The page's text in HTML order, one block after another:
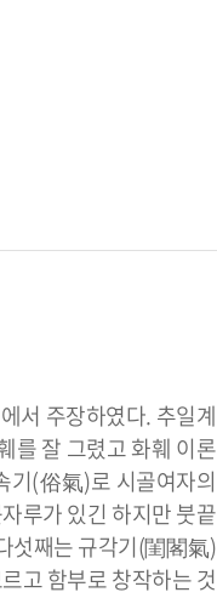
서 주장하였다. 추일계
를 잘 그렸고 화훼 이론
기(俗氣)로 시골여자의
루가 있긴 하지만 붓끝
섯째는 규각기(閨閣氣)
고 함부로 창작하는 것